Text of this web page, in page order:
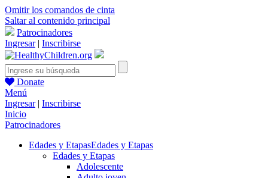
Omitir los comandos de cinta
Saltar al contenido principal
Patrocinadores
Ingresar| Inscribirse
Donate
Menú
Ingresar| Inscribirse
Inicio
Patrocinadores
Edades y EtapasEdades y Etapas
Edades y Etapas
Adolescente